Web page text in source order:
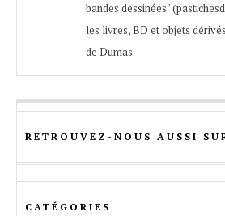
bandes dessinées"
les livres, BD et objets
de Dumas.
RETROUVEZ-NOUS AUSSI
CATÉGORIES